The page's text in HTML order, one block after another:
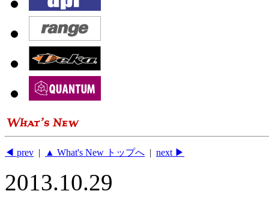
◀ prev | ▲ What's New トップへ | next ▶
2013.10.29